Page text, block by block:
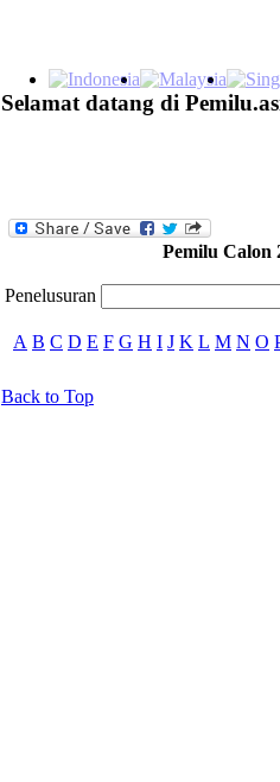
Selamat datang di
Pemilu Calon
Penelusuran
A B C D E F G H I J K L M N O
Back to Top